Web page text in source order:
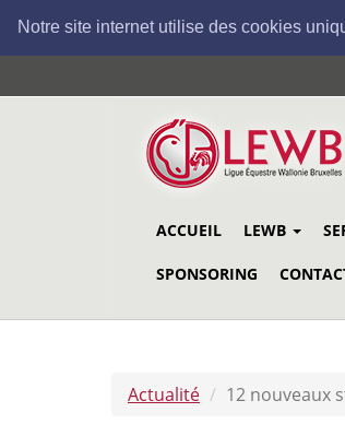
Notre site internet utilise des cookies
au
ACCUEIL LEWB
SPONSORING
Actualité 12 nouveaux